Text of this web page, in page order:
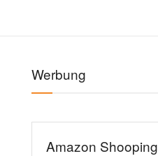
Werbung
Amazon Shooping